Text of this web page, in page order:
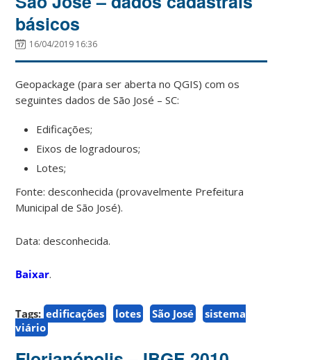
básicos
16/04/2019 16:36
Geopackage (para ser aberta no QGIS) com os
seguintes dados de São José – SC:
Edificações;
Eixos de logradouros;
Lotes;
Fonte: desconhecida (provavelmente Prefeitura
Municipal de São José).
Data: desconhecida.
Baixar.
Tags: edificações lotes São José
sistema
viário